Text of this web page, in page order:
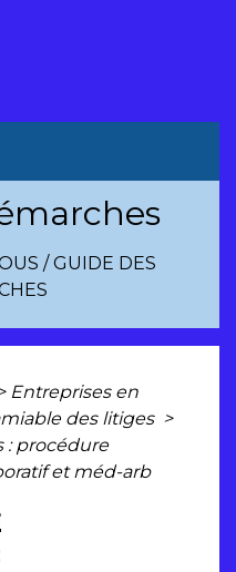
/GUIDE DES
Entreprises en
des litiges >
: procédure
et méd-arb